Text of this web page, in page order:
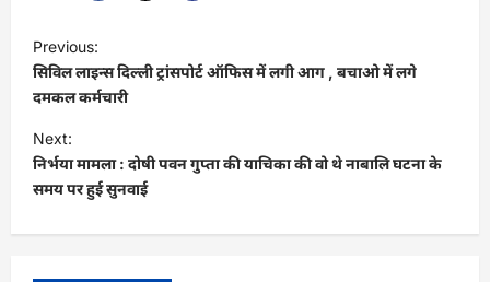
o
s
t
n
a
v
Previous:
सिविल लाइन्स दिल्ली ट्रांसपोर्ट ऑफिस में लगी आग , बचाओ में लगे
दमकल कर्मचारी
Next:
निर्भया मामला : दोषी पवन गुप्ता की याचिका की वो थे नाबालि घटना के
समय पर हुई सुनवाई